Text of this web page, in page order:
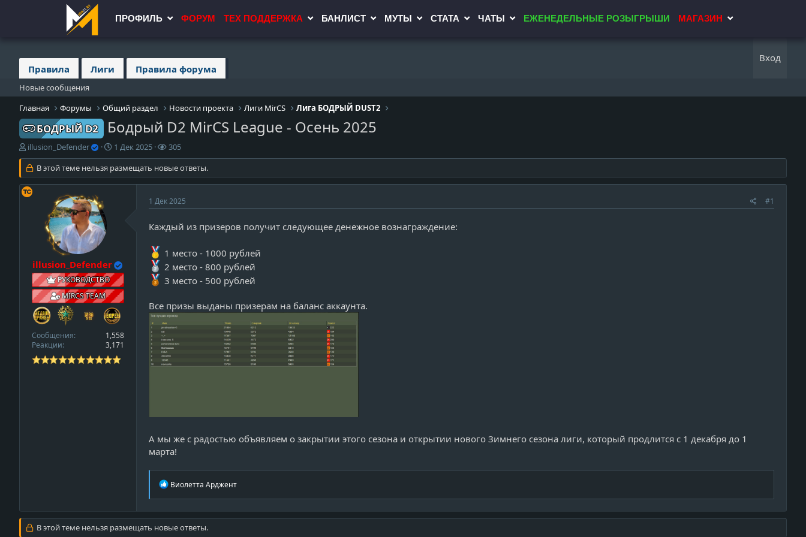
ПРОФИЛЬ ФОРУМ ТЕХ ПОДДЕРЖКА БАНЛИСТ МУТЫ СТАТА ЧАТЫ ЕЖЕНЕДЕЛЬНЫЕ РОЗЫГРЫШИ МАГАЗИН
Правила Лиги Правила форума
Вход
Новые сообщения
Главная
Форумы Общий раздел Новости проекта Лиги MirCS Лига БОДРЫЙ DUST2
БОДРЫЙ D2 Бодрый D2 MirCS League - Осень 2025
А
в
т
р
т
illusion_Defender
Д
а
т
1 Дек 2025
П
р
о
о
т
ы
305
В этой теме нельзя размещать новые ответы.
v
i
e
w
_
p
r
o
f
illusion_Defender
РУКОВОДСТВО
MIRCS TEAM
Сообщения
1,558
Реакции
3,171
1 Дек 2025 #1
Каждый из призеров получит следующее денежное вознаграждение:
1 место - 1000 рублей
2 место - 800 рублей
3 место - 500 рублей
Все призы выданы призерам на баланс аккаунта.
А мы же с радостью объявляем о закрытии этого сезона и открытии нового Зимнего сезона лиги, который продлится с 1 декабря до 1
марта!
Р
а
ц
и
Виолетта Арджент
В этой теме нельзя размещать новые ответы.